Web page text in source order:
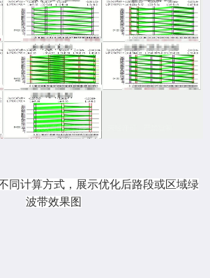
同计算方式，展示优化后路段或区域绿
波带效果图